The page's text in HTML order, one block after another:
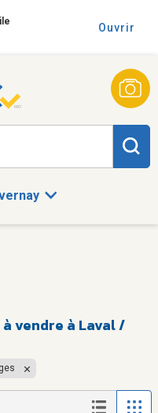
Ouvrir
vendre à Laval /